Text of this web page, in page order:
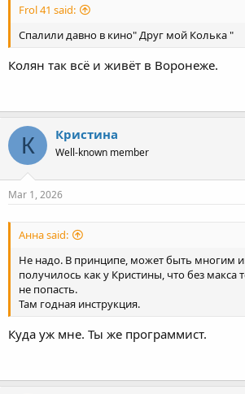
Frol 41 said:
Спалили давно в кино" Друг мой Колька "
Колян так всё и живёт в Воронеже.
К Кристина
Well-known member
Mar 1, 2026
Анна said:
Не надо. В принципе, может быть многим
получилось как у Кристины, что без макса
не попасть.
Там годная инструкция.
Куда уж мне. Ты же программист.